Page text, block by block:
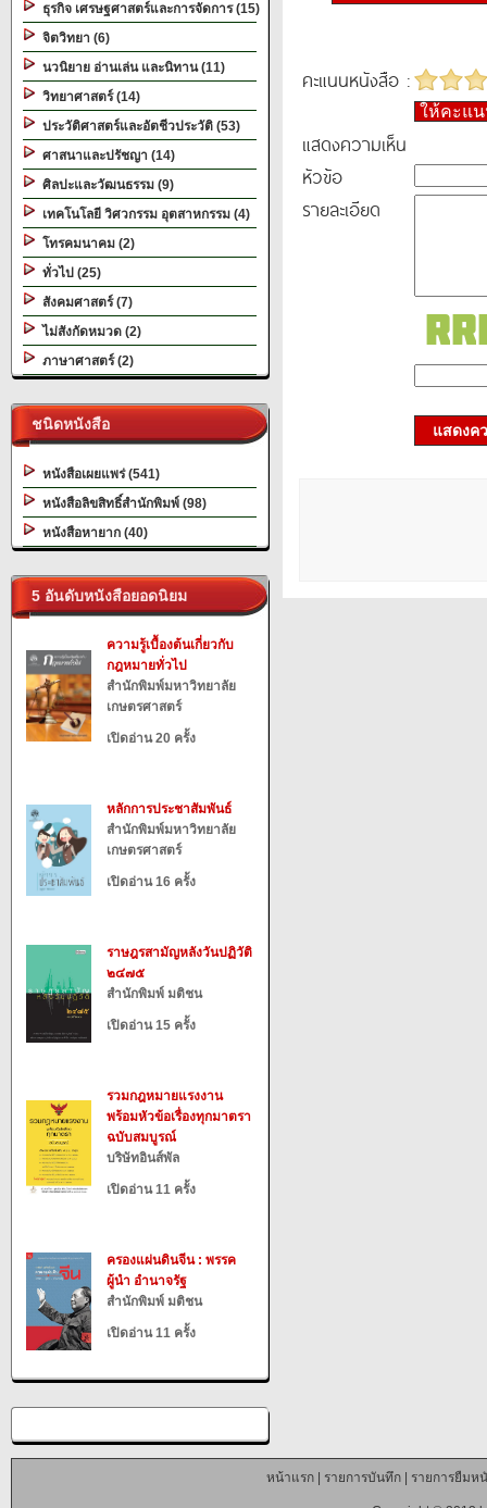
ธุรกิจ เศรษฐศาสตร์และการจัดการ (15)
จิตวิทยา (6)
นวนิยาย อ่านเล่น และนิทาน (11)
วิทยาศาสตร์ (14)
ประวัติศาสตร์และอัตชีวประวัติ (53)
ศาสนาและปรัชญา (14)
ศิลปะและวัฒนธรรม (9)
เทคโนโลยี วิศวกรรม อุตสาหกรรม (4)
โทรคมนาคม (2)
ทั่วไป (25)
สังคมศาสตร์ (7)
ไม่สังกัดหมวด (2)
ภาษาศาสตร์ (2)
ชนิดหนังสือ
หนังสือเผยแพร่ (541)
หนังสือลิขสิทธิ์สำนักพิมพ์ (98)
หนังสือหายาก (40)
5 อันดับหนังสือยอดนิยม
ความรู้เบื้องต้นเกี่ยวกับ
กฎหมายทั่วไป
สำนักพิมพ์มหาวิทยาลัย
เกษตรศาสตร์
เปิดอ่าน 20 ครั้ง
หลักการประชาสัมพันธ์
สำนักพิมพ์มหาวิทยาลัย
เกษตรศาสตร์
เปิดอ่าน 16 ครั้ง
ราษฎรสามัญหลังวันปฏิวัติ
๒๔๗๕
สำนักพิมพ์ มติชน
เปิดอ่าน 15 ครั้ง
รวมกฎหมายแรงงาน
พร้อมหัวข้อเรื่องทุกมาตรา
ฉบับสมบูรณ์
บริษัทอินส์พัล
เปิดอ่าน 11 ครั้ง
ครองแผ่นดินจีน : พรรค
ผู้นำ อำนาจรัฐ
สำนักพิมพ์ มติชน
เปิดอ่าน 11 ครั้ง
คะแนนหนังสือ :
ให้คะแ
แสดงความเห็น
หัวข้อ
รายละเอียด
แสดงค
หน้าแรก| รายการบันทึก| รายการยืมห